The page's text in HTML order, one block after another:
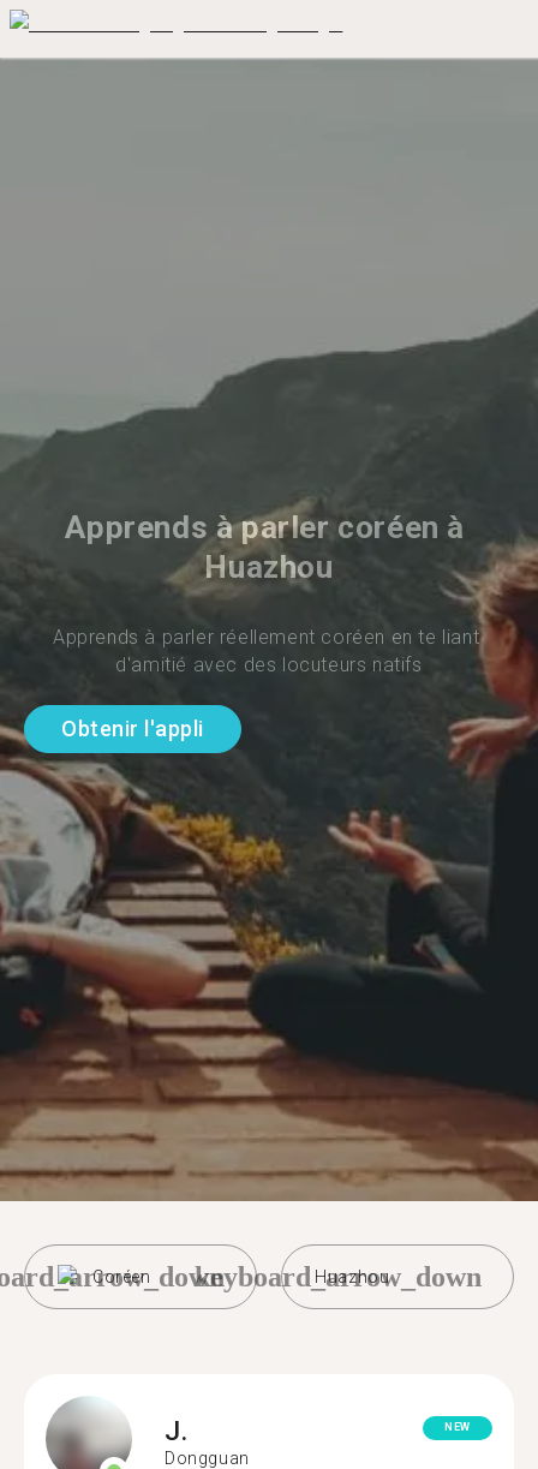
Apprends à parler coréen à
Huazhou
Apprends à parler réellement coréen en te liant
d'amitié avec des locuteurs natifs
Obtenir l'appli
Coréen Huazhou
keyboard_arrow_down
J.
Dongguan
NEW